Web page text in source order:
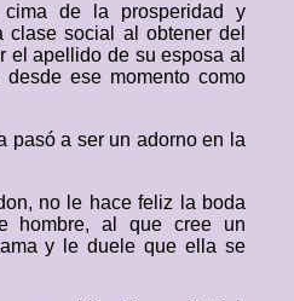
de la prosperidad y
clase social al obtener del
el apellido de su esposa al
ese momento como
pasó a ser un adorno en la
no le hace feliz la boda
hombre, al que cree un
y le duele que ella se